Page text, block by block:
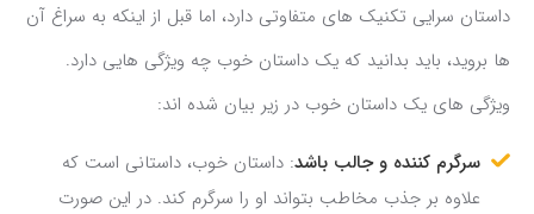
داستان سرایی تکنیک های متفاوتی دارد، اما قبل از اینکه به سراغ آن
ها بروید، باید بدانید که یک داستان خوب چه ویژگی هایی دارد.
ویژگی های یک داستان خوب در زیر بیان شده اند:
سرگرم کننده و جالب باشد: داستان خوب، داستانی است که
علاوه بر جذب مخاطب بتواند او را سرگرم کند. در این صورت